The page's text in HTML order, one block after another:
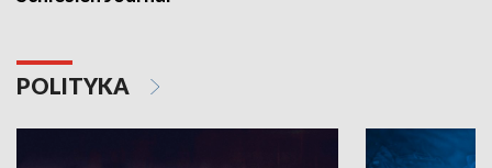
POLITYKA